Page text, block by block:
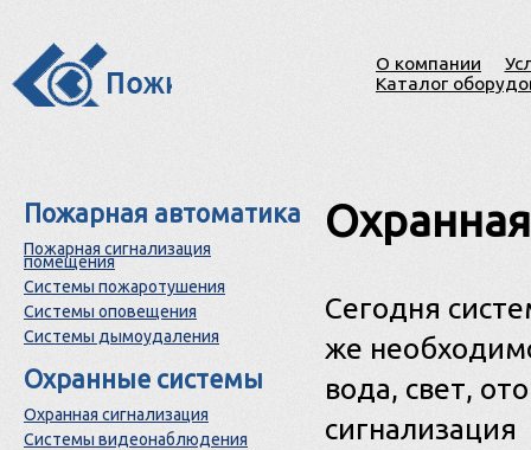
О компании
Каталог
Пожарная автоматика
Пожарная сигнализация
помещения
Системы пожаротушения
Системы оповещения
Системы дымоудаления
Охранные системы
Охранная сигнализация
Системы видеонаблюдения
Сегодня
же
вода, свет,